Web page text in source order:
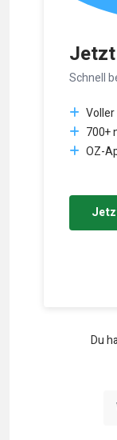
Schnell
700+
OZ-
Du